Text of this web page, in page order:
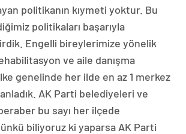
politikanın kıymeti yoktur. Bu
politikaları başarıyla
Engelli bireylerimize yönelik
ve aile danışma
genelinde her ilde en az 1 merkez
AK Parti belediyeleri ve
bu sayı her ilçede
biliyoruz ki yaparsa AK Parti